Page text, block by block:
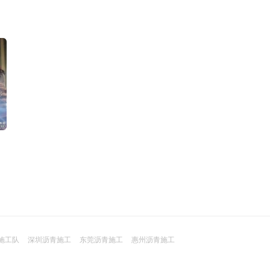
工队 深圳沥青施工 东莞沥青施工 惠州沥青施工